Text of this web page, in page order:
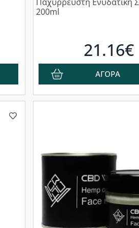
Παχύρρευστη Ενυδατική
200ml
21.16€
ΑΓΟΡΑ